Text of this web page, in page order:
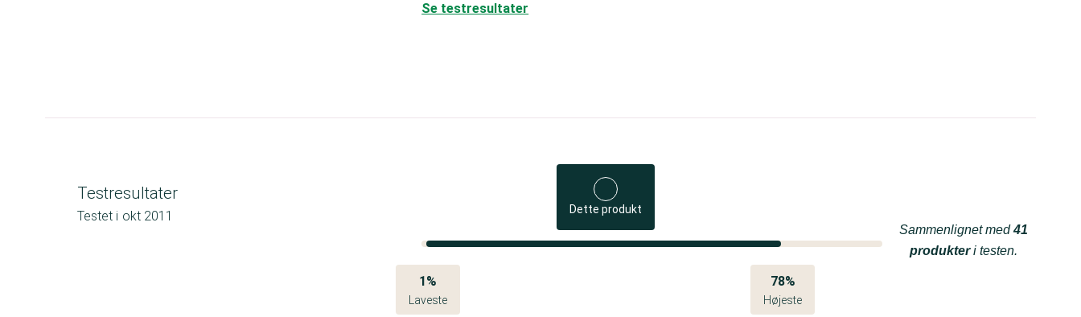
Se testresultater
Testresultater
Testet i okt 2011 Dette produkt
1%
Laveste
78%
Højeste
Sammenlignet med41
produkteri testen.